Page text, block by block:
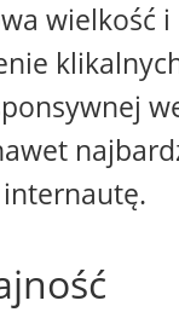
wielkość i